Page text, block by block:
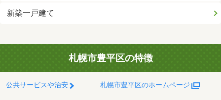
新築一戸建て
札幌市豊平区の特徴
公共サービスや治安 札幌市豊平区のホームページ